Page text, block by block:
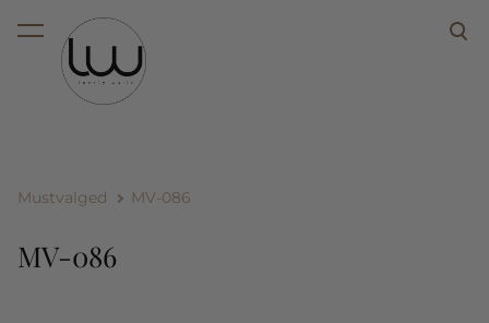
lisati ostukorvi.
Mustvalged MV-086
MV-086